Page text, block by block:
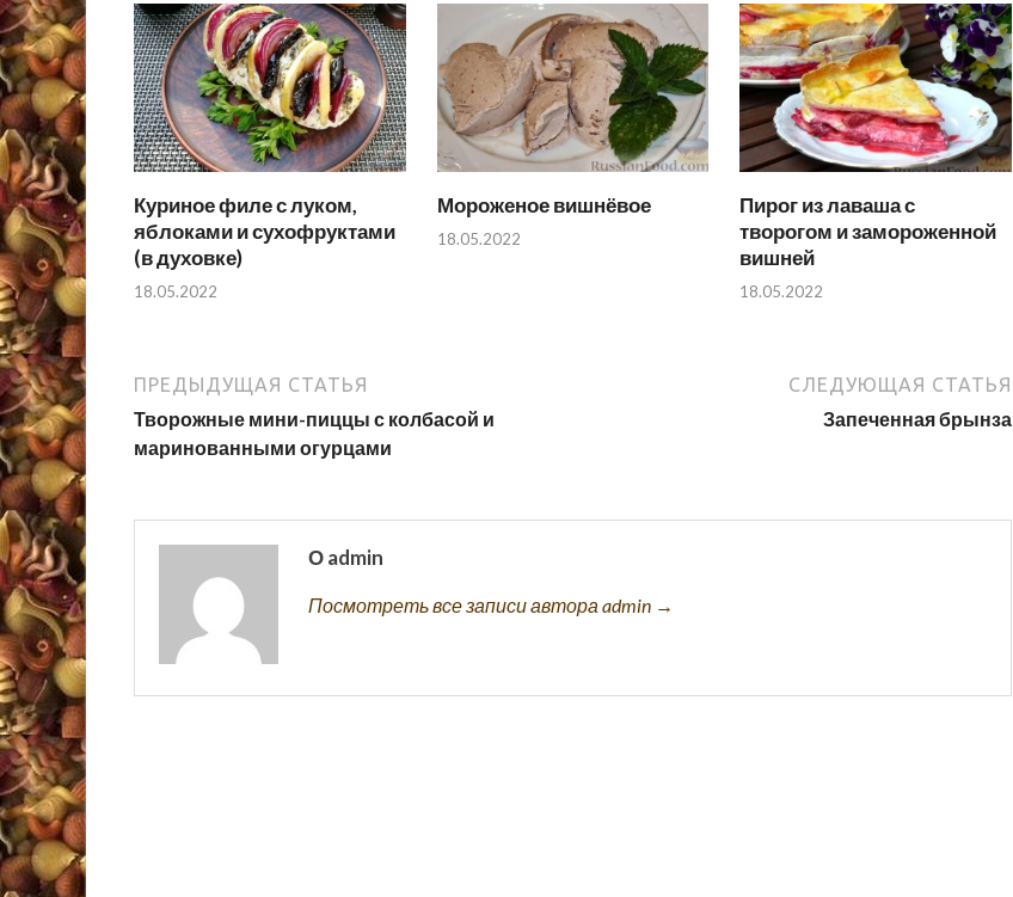
Куриное филе с луком,
яблоками и сухофруктами
(в духовке)
18.05.2022
Мороженое вишнёвое
18.05.2022
Пирог из лаваша с
творогом и замороженной
вишней
18.05.2022
ПРЕДЫДУЩАЯ СТАТЬЯ
Творожные мини-пиццы с колбасой и
маринованными огурцами
СЛЕДУЮЩАЯ СТАТЬЯ
Запеченная брынза
О admin
Посмотреть все записи автора admin →